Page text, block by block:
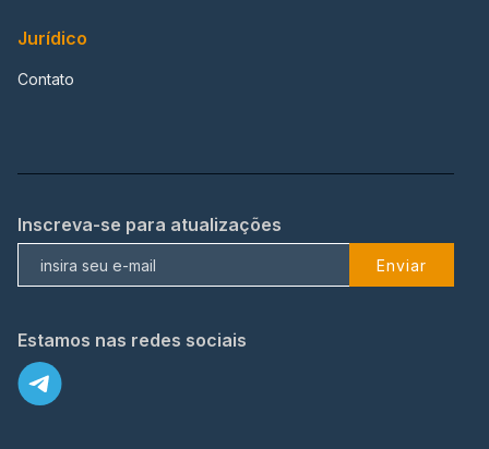
Jurídico
Contato
Inscreva-se para atualizações
Enviar
Estamos nas redes sociais